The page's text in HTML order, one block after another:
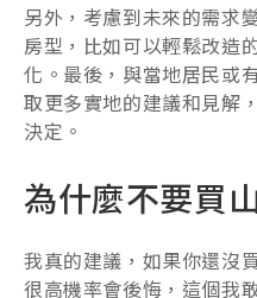
另外，考慮到未來的需求
房型，比如可以輕鬆改造
化。最後，與當地居民或
取更多實地的建議和見解
決定。
為什麼不要買
我真的建議，如果你還沒
很高機率會後悔，這個我